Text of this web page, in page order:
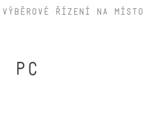
Výběrové řízení na